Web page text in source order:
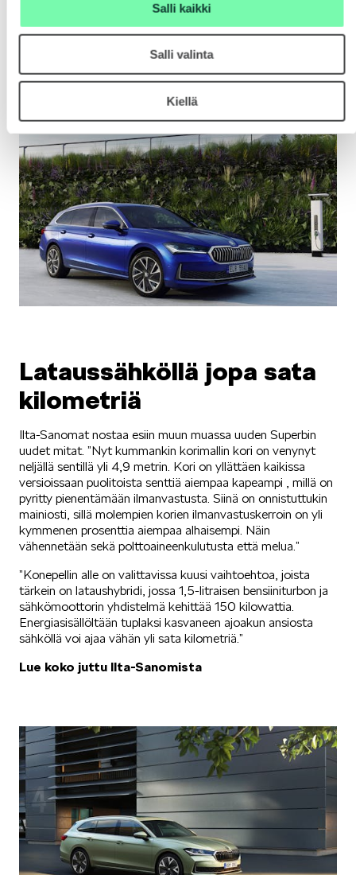
Salli kaikki
Salli valinta
Kiellä
ELROQ
EPIQ
PEAQ
Lataussähköllä jopa sata
kilometriä
Ilta-Sanomat nostaa esiin muun muassa uuden Superbin
uudet mitat. ”Nyt kummankin korimallin kori on venynyt
neljällä sentillä yli 4,9 metrin. Kori on yllättäen kaikissa
versioissaan puolitoista senttiä aiempaa kapeampi , millä on
pyritty pienentämään ilmanvastusta. Siinä on onnistuttukin
mainiosti, sillä molempien korien ilmanvastuskerroin on yli
kymmenen prosenttia aiempaa alhaisempi. Näin
vähennetään sekä polttoaineenkulutusta että melua.”
”Konepellin alle on valittavissa kuusi vaihtoehtoa, joista
tärkein on lataushybridi, jossa 1,5-litraisen bensiiniturbon ja
sähkömoottorin yhdistelmä kehittää 150 kilowattia.
Energiasisällöltään tuplaksi kasvaneen ajoakun ansiosta
sähköllä voi ajaa vähän yli sata kilometriä.”
Lue koko juttu Ilta-Sanomista